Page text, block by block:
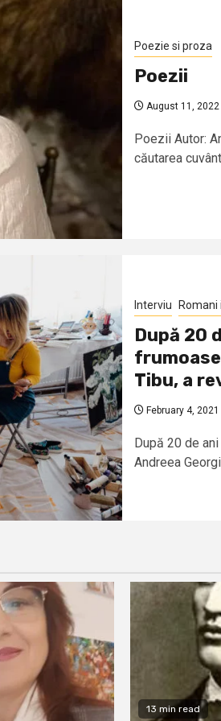
Poezie si proza
Poezii
August 11, 2022
Poezii Autor:
căutarea
Interviu Romani
După 20
Tibu, a
February 4, 2021
După 20 de
Andreea
13 min read